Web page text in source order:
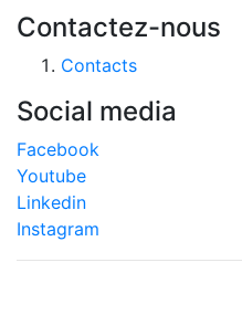
Contactez-nous
Contacts
Social media
Facebook
Youtube
Linkedin
Instagram